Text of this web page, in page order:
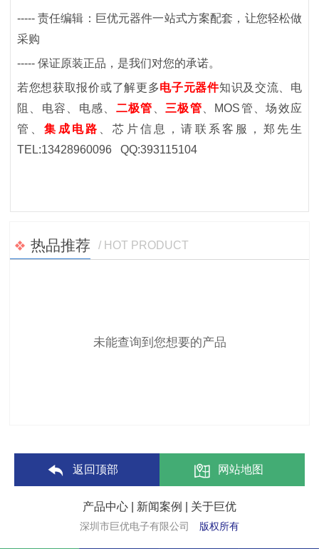
-----责任编辑：巨优元器件一站式方案配套，让您轻松做
采购
----- 保证原装正品，是我们对您的承诺。
若您想获取报价或了解更多电子元器件知识及交流、电
阻、电容、电感、 二极管 三极管 MOS管、场效应
管
、集成电路 、芯片信息，请联系客服
，郑先生
TEL:13428960096 QQ:393115104
热品推荐 / HOT PRODUCT
未能查询到您想要的产品
返回顶部 网站地图
产品中心 新闻案例 关于巨优
深圳市巨优电子有限公司 版权所有